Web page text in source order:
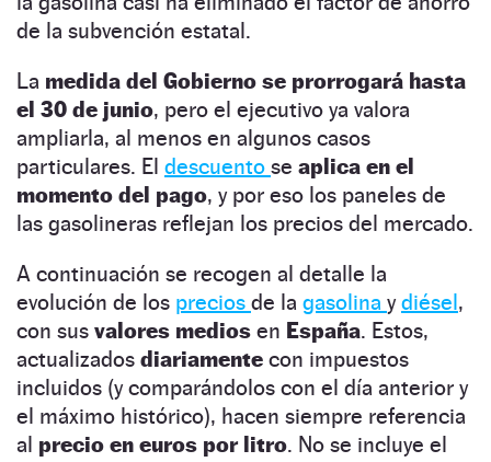
de la subvención estatal.
La medida del Gobierno se prorrogará hasta
el 30 de junio, pero el ejecutivo ya valora
ampliarla, al menos en algunos casos
particulares. El descuento se aplica en el
momento del pago, y por eso los paneles de
las gasolineras reflejan los precios del mercado.
A continuación se recogen al detalle la
evolución de los precios de la gasolina ydiésel,
con sus valores medios en España. Estos,
actualizados diariamente con impuestos
incluidos (y comparándolos con el día anterior y
el máximo histórico), hacen siempre referencia
al precio en euros por litro. No se incluye el